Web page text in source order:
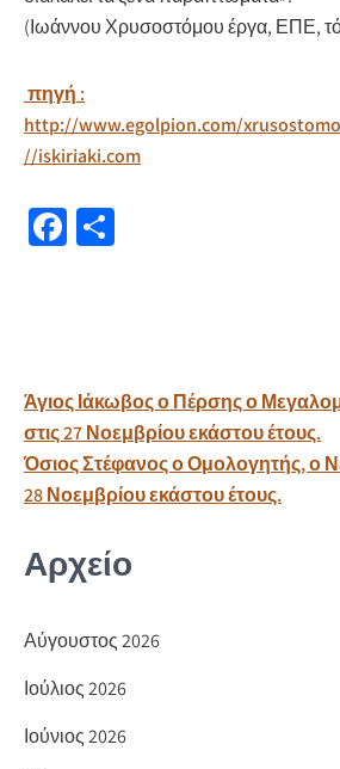
(Ιωάννου Χρυσοστόμου έργα, ΕΠΕ,
πηγή :
http://www.egolpion.com/
//iskiriaki.com
Fa
k τε
ίτ
ε
Πλοήγηση
άρθρων
Άγιος Ιάκωβος ο Πέρσης ο
στις 27 Νοεμβρίου εκάστου έτους.
Όσιος Στέφανος ο Ομολογητής, ο
28 Νοεμβρίου εκάστου έτους.
Αρχείο
Αύγουστος 2026
Ιούλιος 2026
Ιούνιος 2026